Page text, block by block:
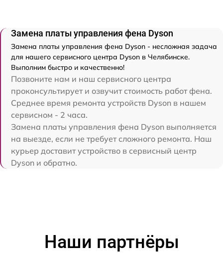
Замена платы управления фена Dyson
Замена платы управления фена Dyson - несложная задача
для нашего сервисного центра Dyson в Челябинске.
Выполним быстро и качественно!
Позвоните нам и наш сервисного центра
проконсультирует и озвучит стоимость работ фена.
Среднее время ремонта устройств Dyson в нашем
сервисном - 2 часа.
Замена платы управления фена Dyson выполняется
на выезде, если не требует сложного ремонта. Наш
курьер доставит устройство в сервисный центр
Dyson и обратно.
Наши партнёры